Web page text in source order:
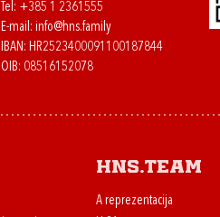
Tel: +385 1 2361555
E-mail: info@hns.family
IBAN: HR2523400091100187844
OIB: 08516152078
HNS.team
A reprezentacija